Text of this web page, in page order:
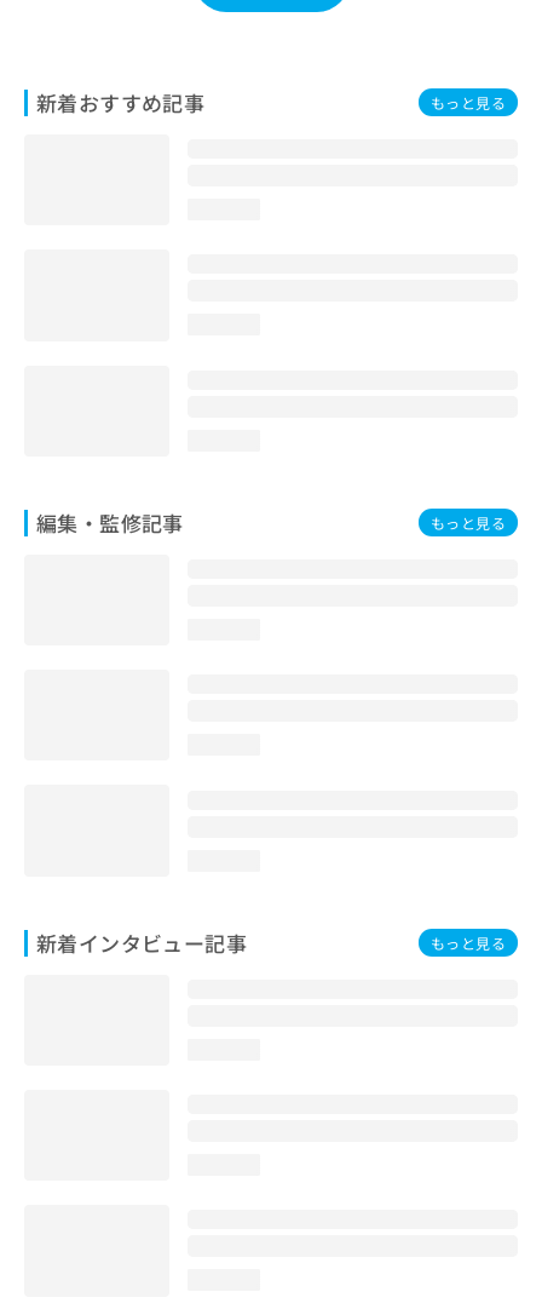
新着おすすめ記事 もっと見る
編集・監修記事 もっと見る
新着インタビュー記事 もっと見る
合
わ